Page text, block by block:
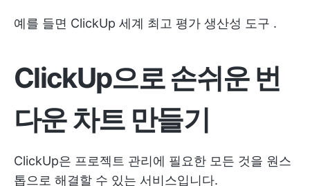
예를 들면 ClickUp 세계 최고 평가 생산성 도구 .
ClickUp으로 손쉬운 번
다운 차트 만들기
ClickUp은 프로젝트 관리에 필요한 모든 것을 원스
톱으로 해결할 수 있는 서비스입니다.